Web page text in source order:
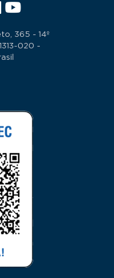
365 - 14º
020 -